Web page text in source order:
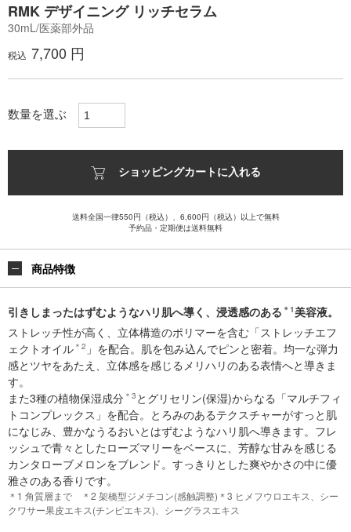
RMK デザイニング リッチセラム
30mL/医薬部外品
税込 7,700 円
数量を選ぶ
ショッピングカートに入れる
送料全国一律550円（税込）、6,600円（税込）以上で無料
予約品・定期便は送料無料
商品特徴
引きしまったはずむようなハリ肌へ導く、浸透感のある ＊1美容液。
ストレッチ性が高く、立体構造のポリマーを含む「ストレッチエフ
ェクトオイル ＊2 」を配合。肌を包み込んでピンと密着。均一な弾力
感とツヤをあたえ、立体感を感じるメリハリのある表情へと導きま
す。
また3種の植物保湿成分 ＊3 とグリセリン(保湿)からなる「マルチフィ
トコンプレックス」を配合。とろみのあるテクスチャーがすっと肌
になじみ、豊かなうるおいとはずむようなハリ肌へ導きます。フレ
ッシュで青々としたローズマリーをベースに、芳醇な甘みを感じる
カンタローブメロンをブレンド。すっきりとした爽やかさの中に優
雅さのある香りです。
＊1 角質層まで ＊2 架橋型ジメチコン(感触調整)＊3 ヒメフウロエキス、シー
クワサー果皮エキス(チンピエキス)、シーグラスエキス